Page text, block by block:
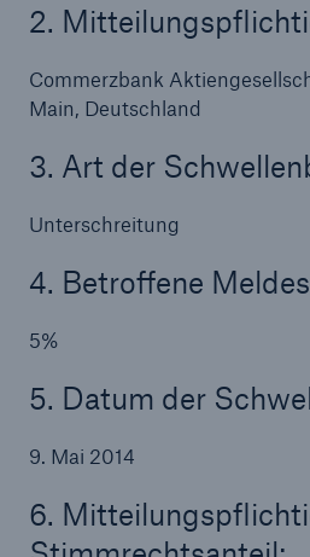
2.
Commerzbank
Main, Deutschland
3. Art der
Unterschreitung
4. Betroffene
5%
5. Datum der
9. Mai 2014
6.
Reinsurance Property/Casualty
Versicherungslücke: der
seit 1980 beträgt